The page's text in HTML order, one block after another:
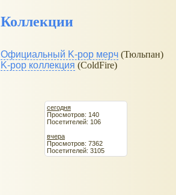
Коллекции
Официальный K-pop мерч (Тюльпан)
K-pop коллекция (ColdFire)
сегодня
Просмотров: 140
Посетителей: 106
вчера
Просмотров: 7362
Посетителей: 3105